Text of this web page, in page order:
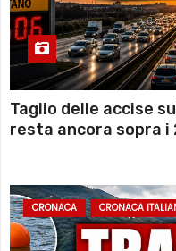
Taglio delle accise
resta ancora sopra
CRONACA CRONACA